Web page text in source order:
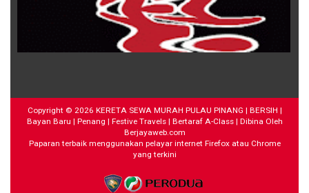
Copyright © 2026 KERETA SEWA MURAH PULAU PINANG | BERSIH |
Bayan Baru | Penang | Festive Travels | Bertaraf A-Class| Dibina Oleh
Berjayaweb.com
Paparan terbaik menggunakan pelayar internet Firefox atau Chrome
yang terkini